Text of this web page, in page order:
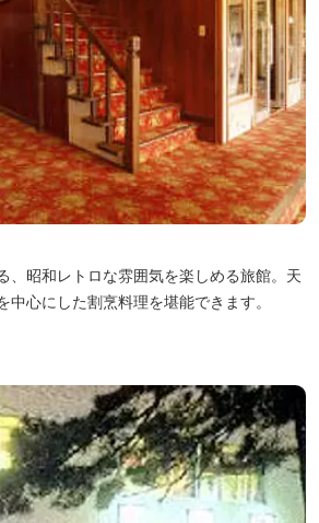
、昭和レトロな雰囲気を楽しめる旅館。天
心にした割烹料理を堪能できます。